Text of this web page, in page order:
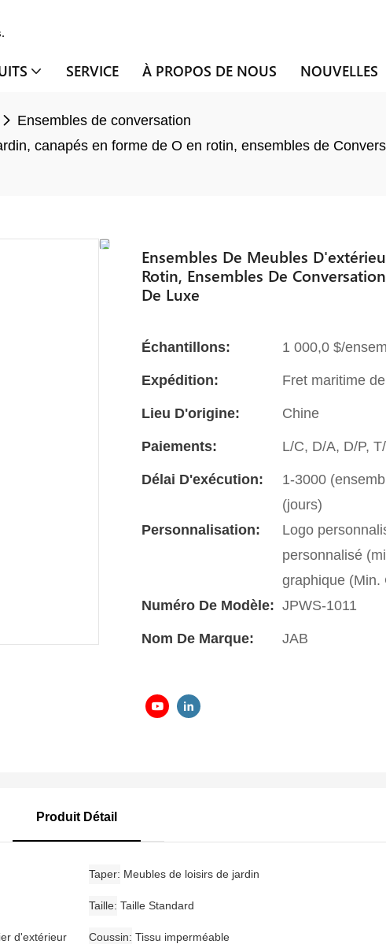
SERVICE À PROPOS DE NOUS NOUVELLES
Ensembles de conversation
canapés en forme de O en rotin, ensembles de
Ensembles De Meubles
Rotin, Ensembles De
De Luxe
Échantillons: 1 000,0 $/
Expédition: Fret maritime
Lieu D'origine: Chine
Paiements: L/C, D/A, D/P,
Délai D'exécution:
1-3000
(jours)
Personnalisation:
Logo
personnalisé
graphique (Min.
Numéro De Modèle: JPWS-1011
Nom De Marque: JAB
Produit Détail
Taper Meubles de loisirs de jardin
Taille Taille Standard
d'extérieur Coussin Tissu imperméable